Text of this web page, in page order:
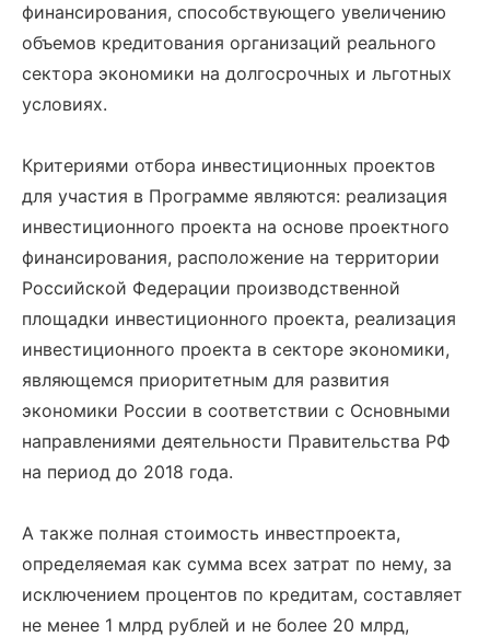
финансирования, способствующего увеличению
объемов кредитования организаций реального
сектора экономики на долгосрочных и льготных
условиях.
Критериями отбора инвестиционных проектов
для участия в Программе являются: реализация
инвестиционного проекта на основе проектного
финансирования, расположение на территории
Российской Федерации производственной
площадки инвестиционного проекта, реализация
инвестиционного проекта в секторе экономики,
являющемся приоритетным для развития
экономики России в соответствии с Основными
направлениями деятельности Правительства РФ
на период до 2018 года.
А также полная стоимость инвестпроекта,
определяемая как сумма всех затрат по нему, за
исключением процентов по кредитам, составляет
не менее 1 млрд рублей и не более 20 млрд,